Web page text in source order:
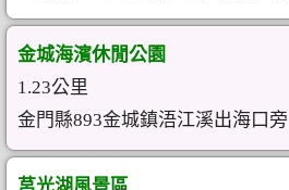
金城海濱休閒公園
1.23公里
金門縣893金城鎮浯江溪出海口旁